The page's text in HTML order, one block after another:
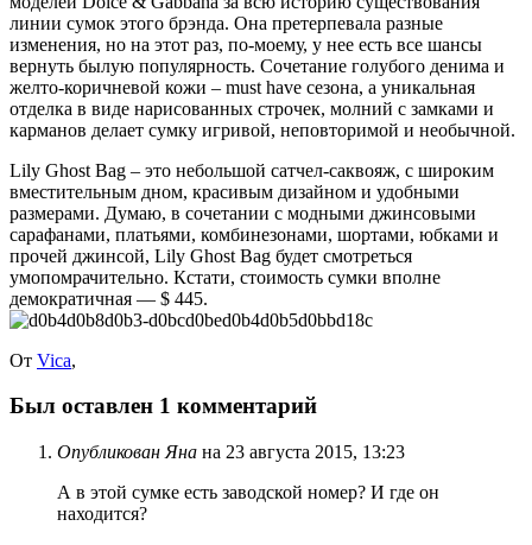
линии сумок этого брэнда. Она претерпевала разные
изменения, но на этот раз, по-моему, у нее есть все шансы
вернуть былую популярность. Сочетание голубого денима и
желто-коричневой кожи – must have сезона, а уникальная
отделка в виде нарисованных строчек, молний с замками и
карманов делает сумку игривой, неповторимой и необычной.
Lily Ghost Bag – это небольшой сатчел-саквояж, с широким
вместительным дном, красивым дизайном и удобными
размерами. Думаю, в сочетании с модными джинсовыми
сарафанами, платьями, комбинезонами, шортами, юбками и
прочей джинсой, Lily Ghost Bag будет смотреться
умопомрачительно. Кстати, стоимость сумки вполне
демократичная — $ 445.
От Vica,
Был оставлен 1 комментарий
Опубликован Яна на 23 августа 2015, 13:23
А в этой сумке есть заводской номер? И где он
находится?